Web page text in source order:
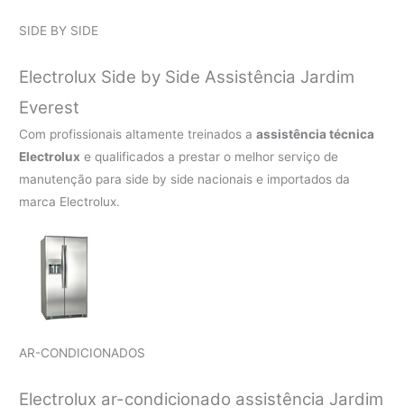
SIDE BY SIDE
Electrolux Side by Side Assistência Jardim
Everest
Com profissionais altamente treinados aassistência técnica
Electrolux e qualificados a prestar o melhor serviço de
manutenção para side by side nacionais e importados da
marca Electrolux.
AR-CONDICIONADOS
Electrolux ar-condicionado assistência Jardim